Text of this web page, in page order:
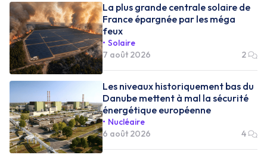
La plus grande centrale solaire de
France épargnée par les méga
feux
Solaire
7 août 2026
2
Les niveaux historiquement bas du
Danube mettent à mal la sécurité
énergétique européenne
Nucléaire
6 août 2026
4